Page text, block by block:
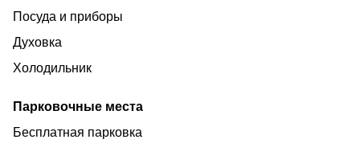
Посуда и приборы
Духовка
Холодильник
Парковочные места
Бесплатная парковка